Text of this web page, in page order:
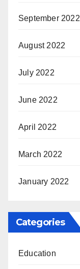
September 2022
August 2022
July 2022
June 2022
April 2022
March 2022
January 2022
Categories
Education